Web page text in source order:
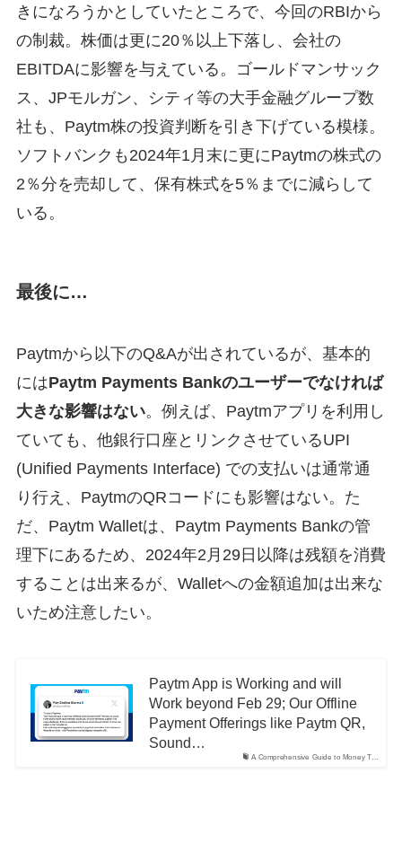
きになろうかとしていたところで、今回のRBIから
の制裁。株価は更に20％以上下落し、会社の
EBITDAに影響を与えている。ゴールドマンサック
ス、JPモルガン、シティ等の大手金融グループ数
社も、Paytm株の投資判断を引き下げている模様。
ソフトバンクも2024年1月末に更にPaytmの株式の
2％分を売却して、保有株式を5％までに減らして
いる。
最後に…
Paytmから以下のQ&Aが出されているが、基本的
にはPaytm Payments Bankのユーザーでなければ
大きな影響はない。例えば、Paytmアプリを利用し
ていても、他銀行口座とリンクさせているUPI
(Unified Payments Interface) での支払いは通常通
り行え、PaytmのQRコードにも影響はない。た
だ、Paytm Walletは、Paytm Payments Bankの管
理下にあるため、2024年2月29日以降は残額を消費
することは出来るが、Walletへの金額追加は出来な
いため注意したい。
A Comprehensive Guide to Money T…
Paytm App is Working and will
Work beyond Feb 29; Our Offline
Payment Offerings like Paytm QR,
Sound…